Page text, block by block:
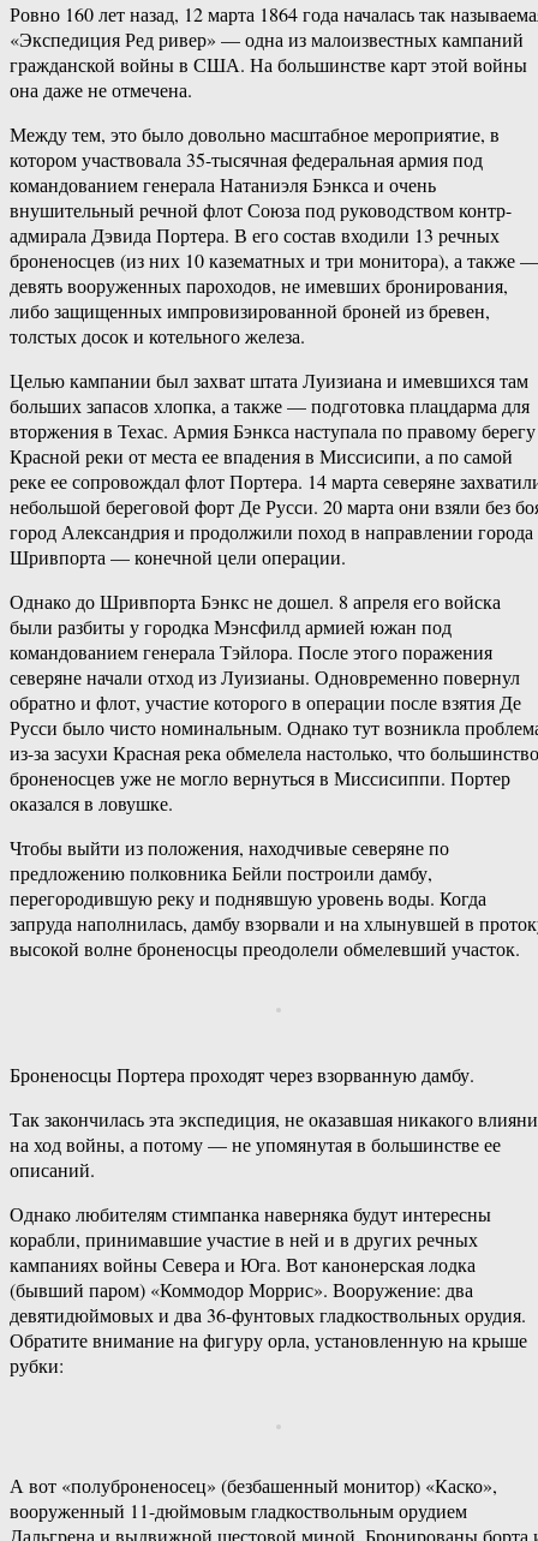
Ровно 160 лет назад, 12 марта 1864 года началась так
«Экспедиция Ред ривер» — одна из малоизвестных кампаний
гражданской войны в США. На большинстве карт этой войны
она даже не отмечена.
Между тем, это было довольно масштабное мероприятие, в
котором участвовала 35-тысячная федеральная армия под
командованием генерала Натаниэля Бэнкса и очень
внушительный речной флот Союза под руководством контр-
адмирала Дэвида Портера. В его состав входили 13 речных
броненосцев (из них 10 казематных и три монитора), а также —
девять вооруженных пароходов, не имевших бронирования,
либо защищенных импровизированной броней из бревен,
толстых досок и котельного железа.
Целью кампании был захват штата Луизиана и имевшихся там
больших запасов хлопка, а также — подготовка плацдарма для
вторжения в Техас. Армия Бэнкса наступала по правому берегу
Красной реки от места ее впадения в Миссисипи, а по самой
реке ее сопровождал флот Портера. 14 марта северяне
небольшой береговой форт Де Русси. 20 марта они взяли без
город Александрия и продолжили поход в направлении города
Шривпорта — конечной цели операции.
Однако до Шривпорта Бэнкс не дошел. 8 апреля его войска
были разбиты у городка Мэнсфилд армией южан под
командованием генерала Тэйлора. После этого поражения
северяне начали отход из Луизианы. Одновременно повернул
обратно и флот, участие которого в операции после взятия Де
Русси было чисто номинальным. Однако тут возникла
из-за засухи Красная река обмелела настолько, что большинство
броненосцев уже не могло вернуться в Миссисиппи. Портер
оказался в ловушке.
Чтобы выйти из положения, находчивые северяне по
предложению полковника Бейли построили дамбу,
перегородившую реку и поднявшую уровень воды. Когда
запруда наполнилась, дамбу взорвали и на хлынувшей в
высокой волне броненосцы преодолели обмелевший участок.
Броненосцы Портера проходят через взорванную дамбу.
Так закончилась эта экспедиция, не оказавшая никакого
на ход войны, а потому — не упомянутая в большинстве ее
описаний.
Однако любителям стимпанка наверняка будут интересны
корабли, принимавшие участие в ней и в других речных
кампаниях войны Севера и Юга. Вот канонерская лодка
(бывший паром) «Коммодор Моррис». Вооружение: два
девятидюймовых и два 36-фунтовых гладкоствольных орудия.
Обратите внимание на фигуру орла, установленную на крыше
рубки:
А вот «полуброненосец» (безбашенный монитор) «Каско»,
вооруженный 11-дюймовым гладкоствольным орудием